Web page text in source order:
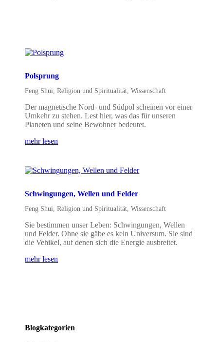
Polsprung
Feng Shui ,Religion und Spiritualität ,Wissenschaft
Der magnetische Nord- und Südpol scheinen vor einer
Umkehr zu stehen. Lest hier, was das für unseren
Planeten und seine Bewohner bedeutet.
mehr lesen
Schwingungen, Wellen und Felder
Feng Shui ,Religion und Spiritualität ,Wissenschaft
Sie bestimmen unser Leben: Schwingungen, Wellen
und Felder. Ohne sie gäbe es kein Universum. Sie sind
die Vehikel, auf denen sich die Energie ausbreitet.
mehr lesen
Blogkategorien